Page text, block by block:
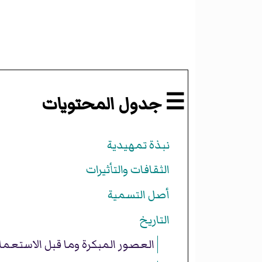
☰ جدول المحتويات
نبذة تمهيدية
الثقافات والتأثيرات
أصل التسمية
التاريخ
العصور المبكرة وما قبل